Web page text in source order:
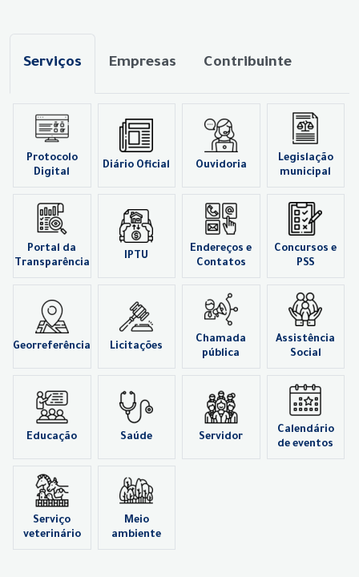
Serviços Empresas Contribuinte
Protocolo
Digital
Diário Oficial Ouvidoria
Legislação
municipal
Portal da
Transparência
IPTU
Endereços e
Contatos
Concursos e
PSS
Georreferência Licitações
Chamada
pública
Assistência
Social
Educação Saúde Servidor
Calendário
de eventos
Serviço
veterinário
Meio
ambiente